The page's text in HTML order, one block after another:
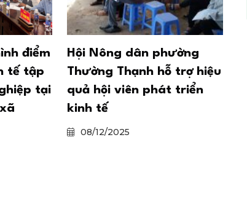
điểm
tế tập
tại
Hội Nông dân phường
Thường Thạnh hỗ trợ hiệu
quả hội viên phát triển
kinh tế
08/12/2025